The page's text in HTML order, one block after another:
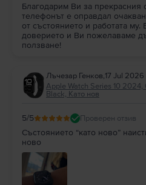
Благодарим Ви за прекрасния
телефонът е оправдал
от състоянието и работата му.
доверието и Ви пожелаваме
ползване!
Лъчезар Генков,17 Jul 2026
Apple Watch Series 10
Black, Като нов
5/5 Проверен отзив
Състоянието “като ново”
ново